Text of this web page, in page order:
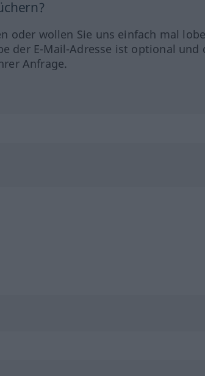
oder wollen Sie uns einfach mal
der E-Mail-Adresse ist optional und
Anfrage.